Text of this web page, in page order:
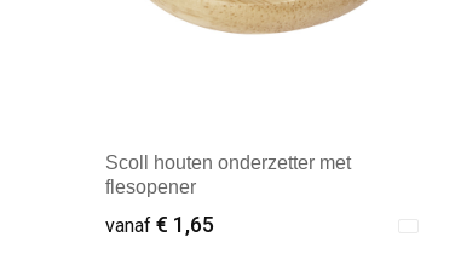
Scoll houten onderzetter met
flesopener
vanaf € 1,65